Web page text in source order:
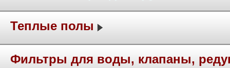
Теплые полы
Фильтры для воды, клапаны,